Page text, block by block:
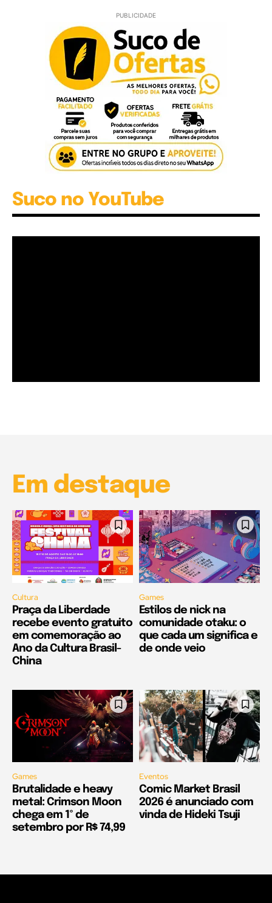
PUBLICIDADE
Suco no YouTube
Em destaque
Cultura
Praça da Liberdade
recebe evento gratuito
em comemoração ao
Ano da Cultura Brasil-
China
Games
Estilos de nick na
comunidade otaku: o
que cada um significa e
de onde veio
Games
Brutalidade e heavy
metal: Crimson Moon
chega em 1º de
setembro por R$ 74,99
Eventos
Comic Market Brasil
2026 é anunciado com
vinda de Hideki Tsuji